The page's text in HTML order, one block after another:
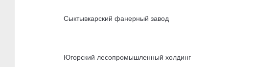
Сыктывкарский фанерный завод
Югорский лесопромышленный холдинг